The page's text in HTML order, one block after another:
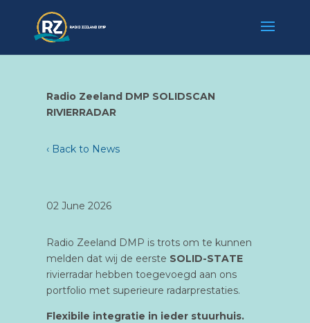
Radio Zeeland DMP SOLIDSCAN
RIVIERRADAR
‹ Back to News
02 June 2026
Radio Zeeland DMP is trots om te kunnen
melden dat wij de eerste SOLID-STATE
rivierradar hebben toegevoegd aan ons
portfolio met superieure radarprestaties.
Flexibile integratie in ieder stuurhuis.